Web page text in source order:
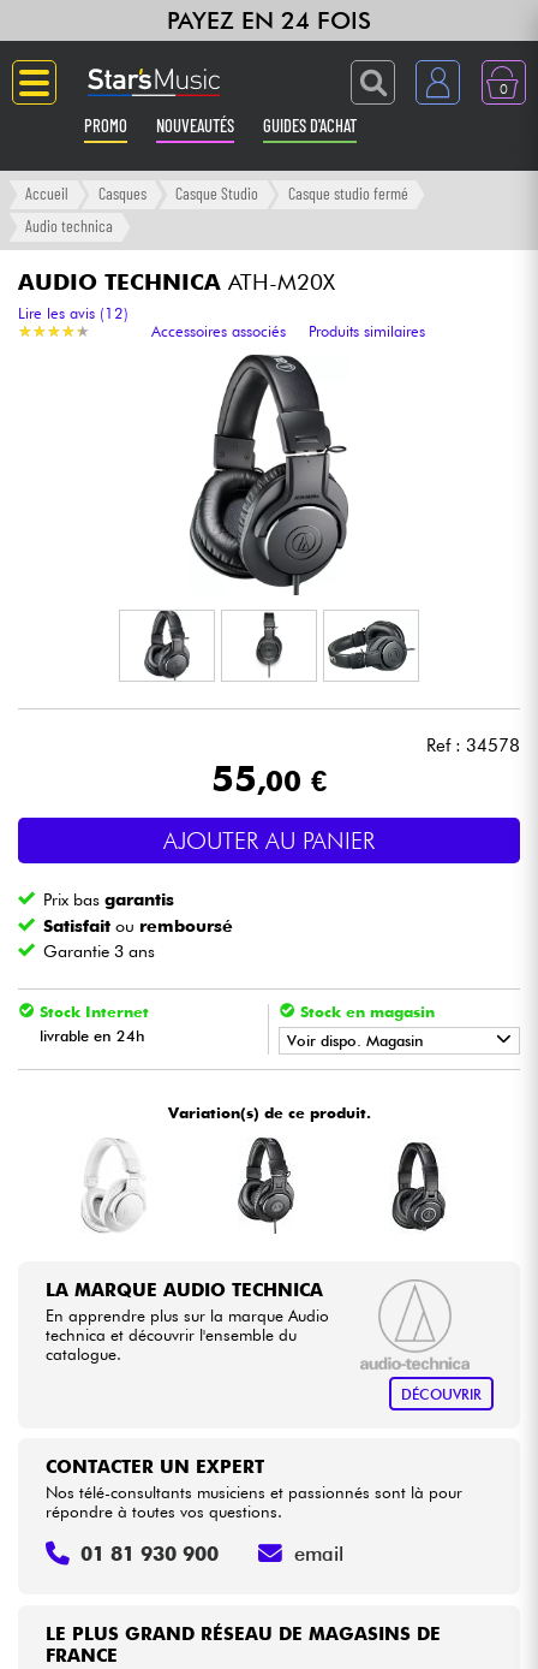
PAYEZ EN 24 FOIS
0
PROMO NOUVEAUTÉS GUIDES D'ACHAT
Langue
Amplis & Effets
Synthés & Sampleurs
Micros & HF
Eclairage
Vents
Violons & Quatuor
Eveil Musical
Câbles & Access.
HiFi
Voir nos marques
Accueil Casques Casque Studio
Casque studio fermé
Audio technica
AUDIO TECHNICA ATH-M20X
★★★★★
★★★★★
Lire les avis (12)
Accessoires associés
Produits similaires
Ref : 34578
55,00 €
AJOUTER AU PANIER
Prix basgarantis
Satisfait ou remboursé
Garantie 3 ans
Stock Internet
livrable en 24h
Stock en magasin
Voir dispo. Magasin
• BRUGES
• LILLE
• MusicPARIS
MusicTOULOUSE
Variation(s) de ce produit.
LA MARQUE AUDIO TECHNICA
En apprendre plus sur la marque Audio
technica et découvrir l'ensemble du
catalogue.
DÉCOUVRIR
LE PLUS GRAND RÉSEAU DE MAGASINS DE
FRANCE
CONTACTER UN EXPERT
Nos télé-consultants musiciens et passionnés sont là pour
répondre à toutes vos questions.
01 81 930 900 email